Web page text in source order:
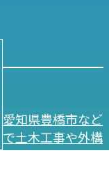
愛知県豊橋市など
で土木工事や外構